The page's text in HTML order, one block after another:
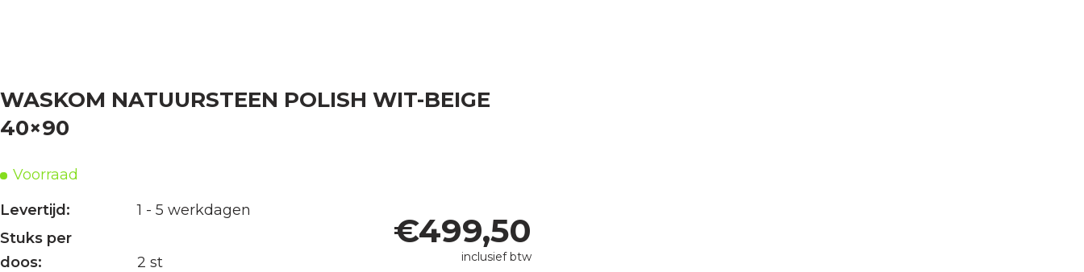
WASKOM NATUURSTEEN POLISH WIT-BEIGE
40×90
Voorraad
€499,50
inclusief btw
Levertijd:
1 - 5 werkdagen
Stuks per
doos:
2 st